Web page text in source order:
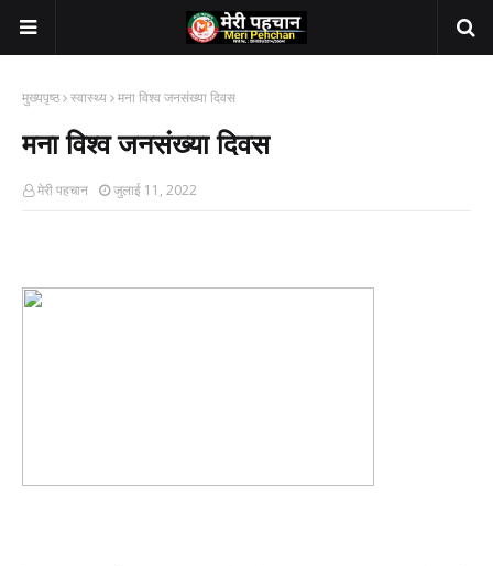
मुख्यपृष्ठ स्वास्थ्य मना विश्व जनसंख्या दिवस
मना विश्व जनसंख्या दिवस
मेरी पहचान जुलाई 11, 2022